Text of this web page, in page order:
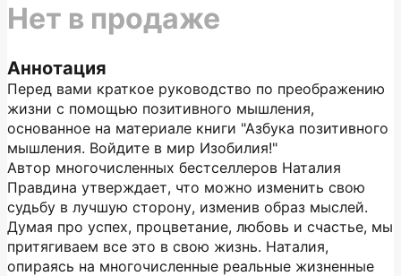
Аннотация
Перед вами краткое руководство по преображению
жизни с помощью позитивного мышления,
основанное на материале книги "Азбука позитивного
мышления. Войдите в мир Изобилия!"
Автор многочисленных бестселлеров Наталия
Правдина утверждает, что можно изменить свою
судьбу в лучшую сторону, изменив образ мыслей.
Думая про успех, процветание, любовь и счастье, мы
притягиваем все это в свою жизнь. Наталия,
опираясь на многочисленные реальные жизненные
Нет в продаже